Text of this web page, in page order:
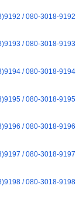
/ 080-3018-9192
/ 080-3018-9193
/ 080-3018-9194
/ 080-3018-9195
/ 080-3018-9196
/ 080-3018-9197
/ 080-3018-9198